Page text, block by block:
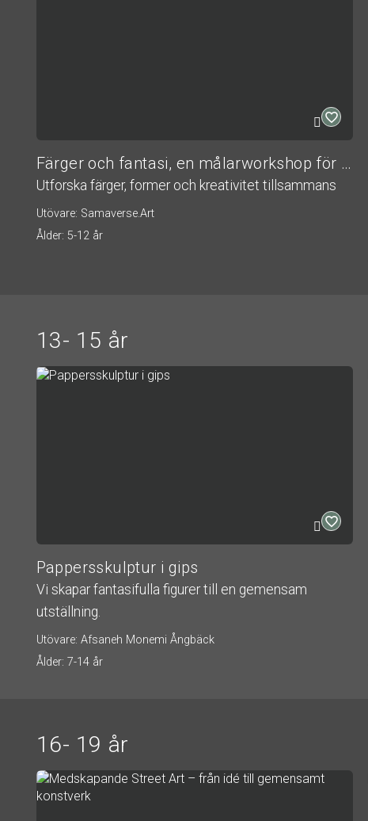
Färger och fantasi, en målarworkshop för barn
Utforska färger, former och kreativitet tillsammans
Utövare: Samaverse.Art
Ålder: 5-12 år
13- 15 år
Pappersskulptur i gips
Vi skapar fantasifulla figurer till en gemensam
utställning.
Utövare: Afsaneh Monemi Ångbäck
Ålder: 7-14 år
16- 19 år